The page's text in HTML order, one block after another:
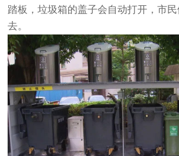
踏板，垃圾箱的盖子会自动打开，市
去。